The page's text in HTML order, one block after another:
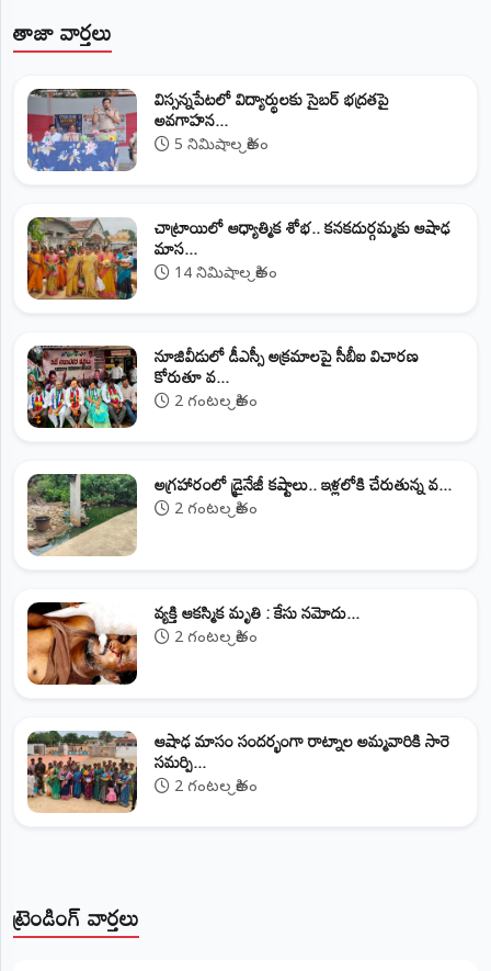
ట్రెండింగ్ వార్తలు
తాజా వార్తలు
విస్సన్నపేటలో విద్యార్థులకు సైబర్ భద్రతపై
అవగాహన...
5 నిమిషాల క్రితం
చాట్రాయిలో ఆధ్యాత్మిక శోభ.. కనకదుర్గమ్మకు ఆషాఢ
మాస...
14 నిమిషాల క్రితం
నూజివీడులో డీఎస్సీ అక్రమాలపై సీబీఐ విచారణ
కోరుతూ వ...
2 గంటల క్రితం
అగ్రహారంలో డ్రైనేజీ కష్టాలు.. ఇళ్లలోకి చేరుతున్న వ...
2 గంటల క్రితం
వ్యక్తి ఆకస్మిక మృతి : కేసు నమోదు...
2 గంటల క్రితం
ఆషాఢ మాసం సందర్భంగా రాట్నాల అమ్మవారికి సారె
సమర్పి...
2 గంటల క్రితం